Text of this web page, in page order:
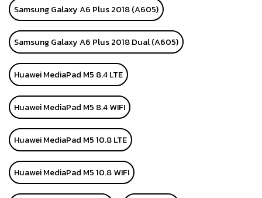
Samsung Galaxy A6 Plus 2018 (A605)
Samsung Galaxy A6 Plus 2018 Dual (A605)
Huawei MediaPad M5 8.4 LTE
Huawei MediaPad M5 8.4 WIFI
Huawei MediaPad M5 10.8 LTE
Huawei MediaPad M5 10.8 WIFI